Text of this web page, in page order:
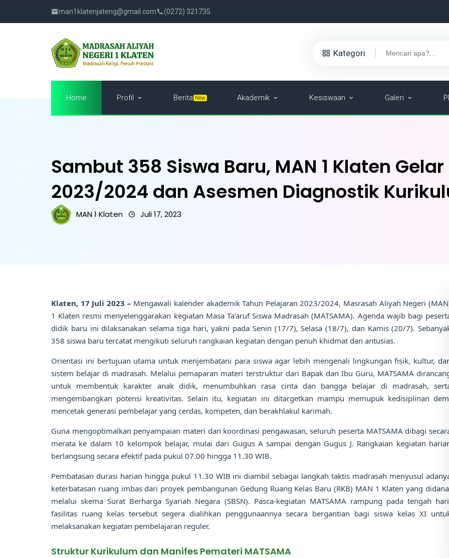
man1klatenjateng@gmail.com (0272) 321735
Kategori
Home Profil Berita New Akademik Kesiswaan Galeri
Sambut 358 Siswa Baru, MAN 1 Klaten Gelar
2023/2024 dan Asesmen Diagnostik
MAN 1 Klaten Juli 17, 2023
Klaten, 17 Juli 2023 – Mengawali kalender akademik Tahun Pelajaran 2023/2024, Masrasah Aliyah Negeri
1 Klaten resmi menyelenggarakan kegiatan Masa Ta’aruf Siswa Madrasah (MATSAMA). Agenda wajib bagi
didik baru ini dilaksanakan selama tiga hari, yakni pada Senin (17/7), Selasa (18/7), dan Kamis (20/7).
358 siswa baru tercatat mengikuti seluruh rangkaian kegiatan dengan penuh khidmat dan antusias.
Orientasi ini bertujuan utama untuk menjembatani para siswa agar lebih mengenali lingkungan fisik, kultur,
sistem belajar di madrasah. Melalui pemaparan materi terstruktur dari Bapak dan Ibu Guru, MATSAMA
untuk membentuk karakter anak didik, menumbuhkan rasa cinta dan bangga belajar di madrasah,
mengembangkan potensi kreativitas. Selain itu, kegiatan ini ditargetkan mampu memupuk kedisiplinan
mencetak generasi pembelajar yang cerdas, kompeten, dan berakhlakul karimah.
Guna mengoptimalkan penyampaian materi dan koordinasi pengawasan, seluruh peserta MATSAMA dibagi
merata ke dalam 10 kelompok belajar, mulai dari Gugus A sampai dengan Gugus J. Rangkaian kegiatan
berlangsung secara efektif pada pukul 07.00 hingga 11.30 WIB.
Pembatasan durasi harian hingga pukul 11.30 WIB ini diambil sebagai langkah taktis madrasah menyusul
keterbatasan ruang imbas dari proyek pembangunan Gedung Ruang Kelas Baru (RKB) MAN 1 Klaten yang
melalui skema Surat Berharga Syariah Negara (SBSN). Pasca-kegiatan MATSAMA rampung pada tengah
fasilitas ruang kelas tersebut segera dialihkan penggunaannya secara bergantian bagi siswa kelas XI
melaksanakan kegiatan pembelajaran reguler.
Struktur Kurikulum dan Manifes Pemateri MATSAMA